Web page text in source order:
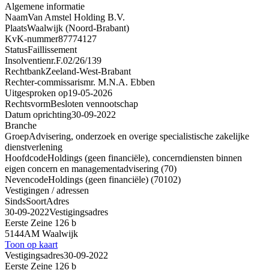
Algemene informatie
NaamVan Amstel Holding B.V.
PlaatsWaalwijk (Noord-Brabant)
KvK-nummer87774127
StatusFaillissement
Insolventienr.F.02/26/139
RechtbankZeeland-West-Brabant
Rechter-commissarismr. M.N.A. Ebben
Uitgesproken op19-05-2026
RechtsvormBesloten vennootschap
Datum oprichting30-09-2022
Branche
GroepAdvisering, onderzoek en overige specialistische zakelijke
dienstverlening
HoofdcodeHoldings (geen financiële), concerndiensten binnen
eigen concern en managementadvisering (70)
NevencodeHoldings (geen financiële) (70102)
Vestigingen / adressen
SindsSoortAdres
30-09-2022Vestigingsadres
Eerste Zeine 126 b
5144AM Waalwijk
Toon op kaart
Vestigingsadres30-09-2022
Eerste Zeine 126 b